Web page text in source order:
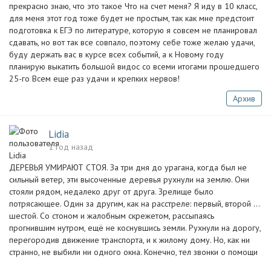
прекрасно знаю, что это такое Что на счет меня? Я иду в 10 класс,
для меня этот год тоже будет не простым, так как мне предстоит
подготовка к ЕГЭ по литературе, которую я совсем не планировал
сдавать, но вот так все совпало, поэтому себе тоже желаю удачи,
буду держать вас в курсе всех событий, а к Новому году
планирую выкатить большой видос со всеми итогами прошедшего
25-го Всем еще раз удачи и крепких нервов!
Архив
Lidia
1 год назад
ДЕРЕВЬЯ УМИРАЮТ СТОЯ. За три дня до урагана, когда был не
сильный ветер, эти высоченные деревья рухнули на землю. Они
стояли рядом, недалеко друг от друга. Зрелище было
потрясающее. Один за другим, как на расстреле: первый, второй ...
шестой. Со стоном и жалобным скрежетом, рассыпаясь
прогнившим нутром, ещё не коснувшись земли. Рухнули на дорогу,
перегородив движение транспорта, и к жилому дому. Но, как ни
странно, не выбили ни одного окна. Конечно, тел звонки о помощи